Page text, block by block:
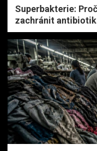
Superbakterie:
zachránit